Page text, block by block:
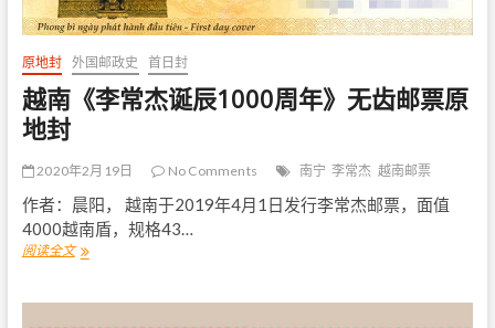
状
病
》
邮
票
原地封 外国邮政史 首日封
越南《李常杰诞辰1000周年》无齿邮票原
地封
2020年2月19日 No Comments 南宁 李常杰 越南邮票
作者：晨阳， 越南于2019年4月1日发行李常杰邮票，面值
4000越南盾，规格43…
阅读全文越